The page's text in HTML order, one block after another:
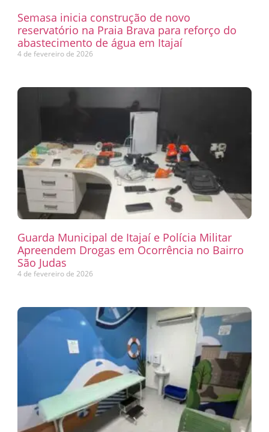
Semasa inicia construção de novo
reservatório na Praia Brava para reforço do
abastecimento de água em Itajaí
4 de fevereiro de 2026
Guarda Municipal de Itajaí e Polícia Militar
Apreendem Drogas em Ocorrência no Bairro
São Judas
4 de fevereiro de 2026